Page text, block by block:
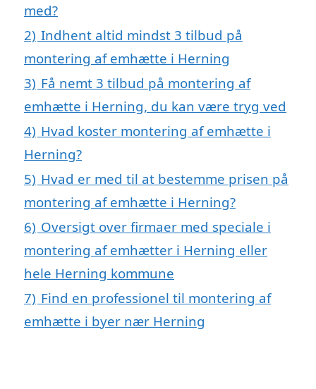
med?
2) Indhent altid mindst 3 tilbud på
montering af emhætte i Herning
3) Få nemt 3 tilbud på montering af
emhætte i Herning, du kan være tryg ved
4) Hvad koster montering af emhætte i
Herning?
5) Hvad er med til at bestemme prisen på
montering af emhætte i Herning?
6) Oversigt over firmaer med speciale i
montering af emhætter i Herning eller
hele Herning kommune
7) Find en professionel til montering af
emhætte i byer nær Herning